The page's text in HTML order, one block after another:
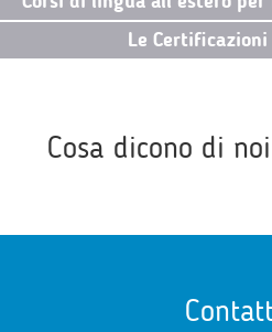
Le
Cosa dicono di